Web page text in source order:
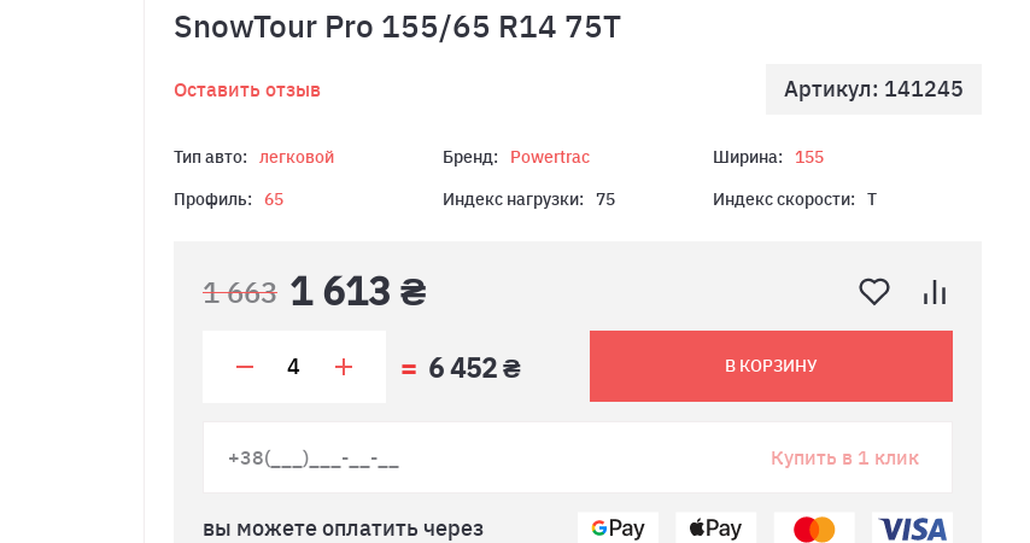
SnowTour Pro 155/65 R14 75T
Оставить отзыв Артикул: 141245
Тип авто: легковой Бренд: Powertrac Ширина:
155
Профиль:
65 Индекс нагрузки: 75 Индекс скорости: T
1 663 1 613 ₴
6 452 ₴ В КОРЗИНУ
Купить в 1 клик
вы можете оплатить через